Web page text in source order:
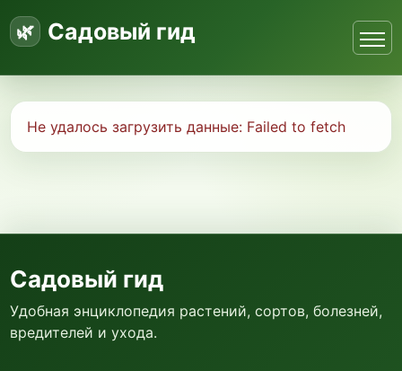
Садовый гид
Не удалось загрузить данные: Failed to fetch
Садовый гид
Удобная энциклопедия растений, сортов, болезней,
вредителей и ухода.